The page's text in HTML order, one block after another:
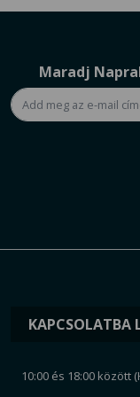
Maradj
KAPCSOLATBA
10:00 és 18:00 között